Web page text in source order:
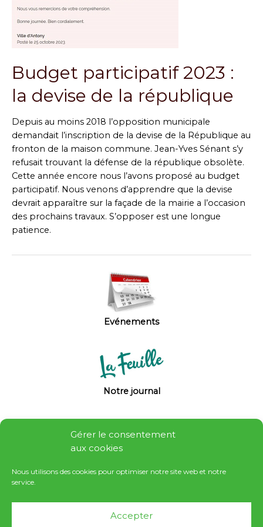
Gérer le consentement
aux cookies
Nous utilisons des cookies pour optimiser notre site web et notre
service.
Accepter
Evénements
Notre journal
Budget participatif 2023 :
la devise de la république
Depuis au moins 2018 l’opposition municipale
demandait l’inscription de la devise de la République au
fronton de la maison commune. Jean-Yves Sénant s’y
refusait trouvant la défense de la république obsolète.
Cette année encore nous l’avons proposé au budget
participatif. Nous venons d’apprendre que la devise
devrait apparaître sur la façade de la mairie a l’occasion
des prochains travaux. S’opposer est une longue
patience.